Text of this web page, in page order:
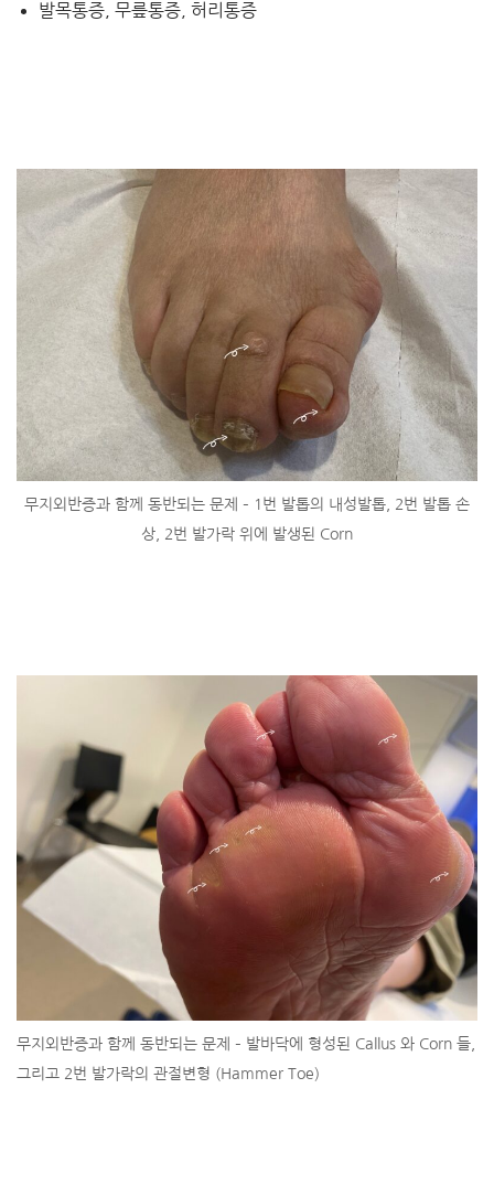
발목통증, 무릎통증, 허리통증
무지외반증과 함께 동반되는 문제 – 1번 발톱의 내성발톱, 2번 발톱 손
상, 2번 발가락 위에 발생된 Corn
무지외반증과 함께 동반되는 문제 – 발바닥에 형성된 Callus 와 Corn 들,
그리고 2번 발가락의 관절변형 (Hammer Toe)